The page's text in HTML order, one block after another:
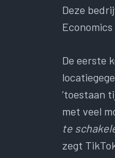
Deze
De eerste
’toestaan
met veel
te
zegt